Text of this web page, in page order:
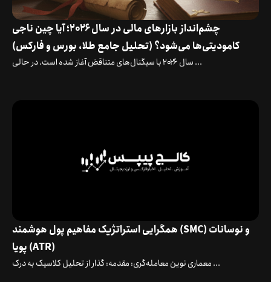
چشم‌انداز بازارهای مالی در سال ۲۰۲۶؛ آیا چین ناجی
کامودیتی‌ها می‌شود؟ (تحلیل جامع طلا، بورس و فارکس)
سال ۲۰۲۶ با سیگنال‌های متناقض آغاز شده است. در حالی ...
همگرایی استراتژیک مفاهیم پول هوشمند (SMC) و نوسانات
پویا (ATR)
معماری نوین معامله‌گری: مقدمه: گذار از تحلیل کلاسیک به درک ...